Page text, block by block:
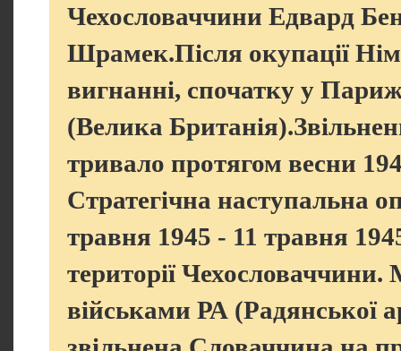
Чехословаччини Едвард
Шрамек.Після окупації
вигнанні, спочатку у
(Велика
тривало протягом весни
Стратегічна наступальна
травня 1945 - 11 травня
території Чехословаччини.
військами РА (Радянської